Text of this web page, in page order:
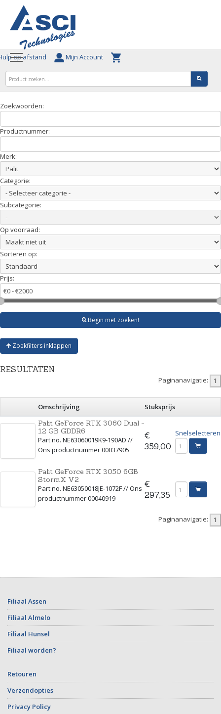
op afstand Mijn Account
Zoekwoorden:
Productnummer:
Merk:
Categorie:
Subcategorie:
Op voorraad:
Sorteren op:
Prijs:
Begin met zoeken!
Zoekfilters inklappen
RESULTATEN
Paginanavigatie:
Omschrijving
Stuksprijs
Palit GeForce RTX 3060 Dual -
12 GB GDDR6
Part no. NE63060019K9-190AD //
Ons productnummer 00037905
€
359,00
Snelselecteren
Palit GeForce RTX 3050 6GB
StormX V2
Part no. NE63050018JE-1072F // Ons
productnummer 00040919
€
297,35
Paginanavigatie:
Filiaal Assen
Filiaal Almelo
Filiaal Hunsel
Filiaal worden?
Retouren
Verzendopties
Privacy Policy